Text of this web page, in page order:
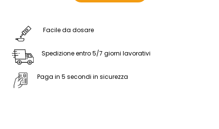
Facile da dosare
Spedizione entro 5/7 giorni lavorativi
Paga in 5 secondi in sicurezza